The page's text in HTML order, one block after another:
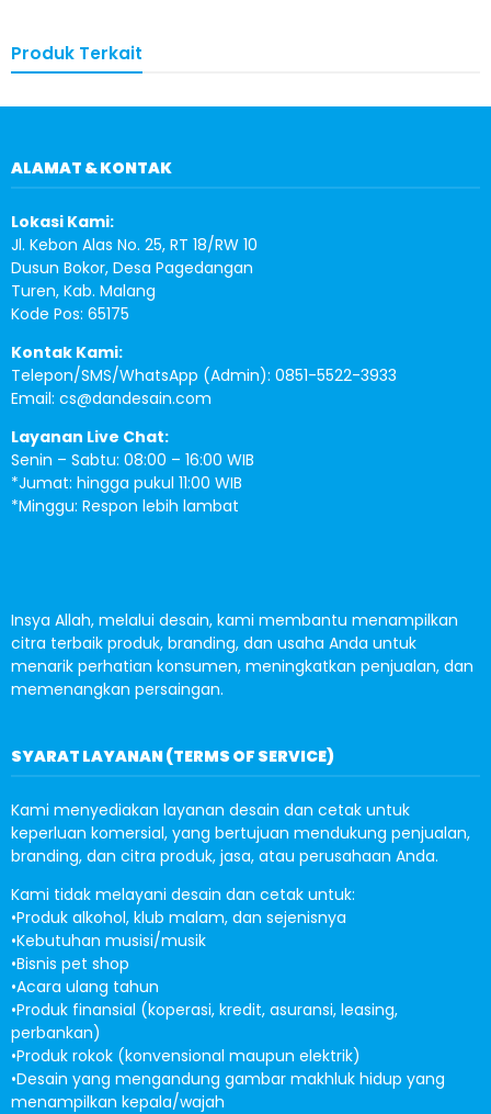
Produk Terkait
ALAMAT & KONTAK
Lokasi Kami:
Jl. Kebon Alas No. 25, RT 18/RW 10
Dusun Bokor, Desa Pagedangan
Turen, Kab. Malang
Kode Pos: 65175
Kontak Kami:
Telepon/SMS/WhatsApp (Admin): 0851-5522-3933
Email: cs@dandesain.com
Layanan Live Chat:
Senin – Sabtu: 08:00 – 16:00 WIB
*Jumat: hingga pukul 11:00 WIB
*Minggu: Respon lebih lambat
Insya Allah, melalui desain, kami membantu menampilkan
citra terbaik produk, branding, dan usaha Anda untuk
menarik perhatian konsumen, meningkatkan penjualan, dan
memenangkan persaingan.
SYARAT LAYANAN (TERMS OF SERVICE)
Kami menyediakan layanan desain dan cetak untuk
keperluan komersial, yang bertujuan mendukung penjualan,
branding, dan citra produk, jasa, atau perusahaan Anda.
Kami tidak melayani desain dan cetak untuk:
•Produk alkohol, klub malam, dan sejenisnya
•Kebutuhan musisi/musik
•Bisnis pet shop
•Acara ulang tahun
•Produk finansial (koperasi, kredit, asuransi, leasing,
perbankan)
•Produk rokok (konvensional maupun elektrik)
•Desain yang mengandung gambar makhluk hidup yang
menampilkan kepala/wajah